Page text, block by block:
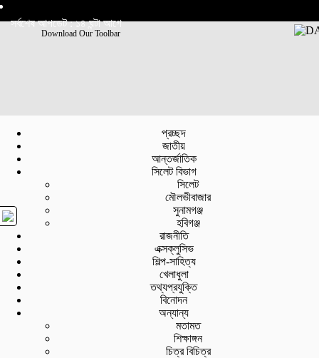
সর্বশেষ আপডেট : ১৪ ঘন্টা আগে
Download Our Toolbar
প্রচ্ছদ
জাতীয়
আন্তর্জাতিক
সিলেট বিভাগ
সিলেট
মৌলভীবাজার
সুনামগঞ্জ
হবিগঞ্জ
রাজনীতি
এক্সক্লুসিভ
শিল্প-সাহিত্য
খেলাধুলা
তথ্যপ্রযুক্তি
বিনোদন
অন্যান্য
মতামত
শিক্ষাঙ্গন
চিত্র বিচিত্র